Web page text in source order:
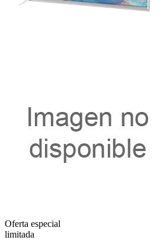
Oferta especial
limitada